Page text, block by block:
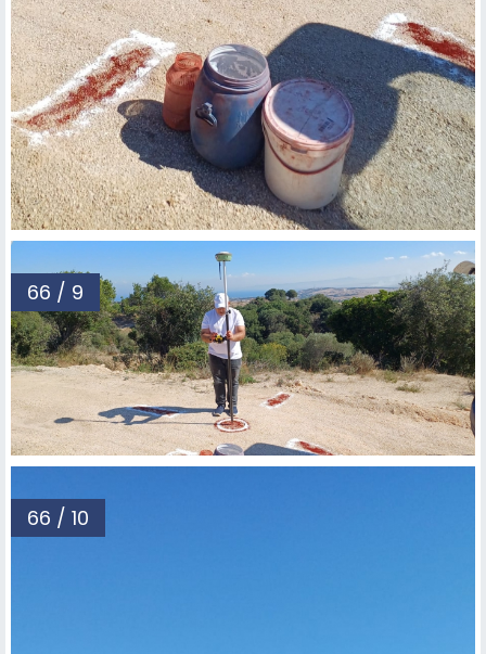
66 / 9
66 / 10